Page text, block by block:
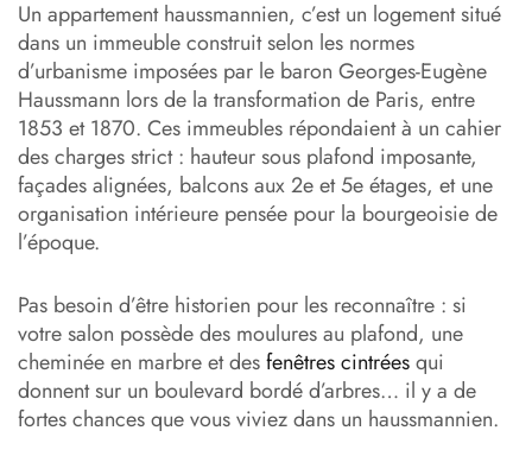
Un appartement haussmannien, c’est un logement situé
dans un immeuble construit selon les normes
d’urbanisme imposées par le baron Georges-Eugène
Haussmann lors de la transformation de Paris, entre
1853 et 1870. Ces immeubles répondaient à un cahier
des charges strict : hauteur sous plafond imposante,
façades alignées, balcons aux 2e et 5e étages, et une
organisation intérieure pensée pour la bourgeoisie de
l’époque.
Pas besoin d’être historien pour les reconnaître : si
votre salon possède des moulures au plafond, une
cheminée en marbre et desfenêtres cintréesqui
donnent sur un boulevard bordé d’arbres… il y a de
fortes chances que vous viviez dans un haussmannien.